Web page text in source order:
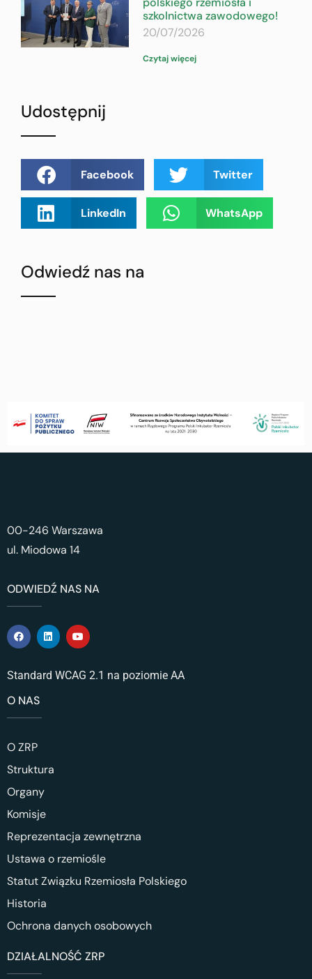
szkolnictwa zawodowego!
20/07/2026
Czytaj więcej
Udostępnij
Facebook Twitter
LinkedIn WhatsApp
Odwiedź nas na
00-246 Warszawa
ul. Miodowa 14
ODWIEDŹ NAS NA
Standard WCAG 2.1 na poziomie AA
O NAS
O ZRP
Struktura
Organy
Komisje
Reprezentacja zewnętrzna
Ustawa o rzemiośle
Statut Związku Rzemiosła Polskiego
Historia
Ochrona danych osobowych
DZIAŁALNOŚĆ ZRP